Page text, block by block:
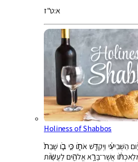
א:ט"ז
Holiness of Shabbos
הַשְּׁבִיעִ֔י וַיְקַדֵּ֖שׁ אֹתֹ֑ו כִּ֣י בֹ֤ו שָׁבַת֙
אֲשֶׁר־בָּרָ֥א אֱלֹהִ֖ים לַעֲשֹֽׂות